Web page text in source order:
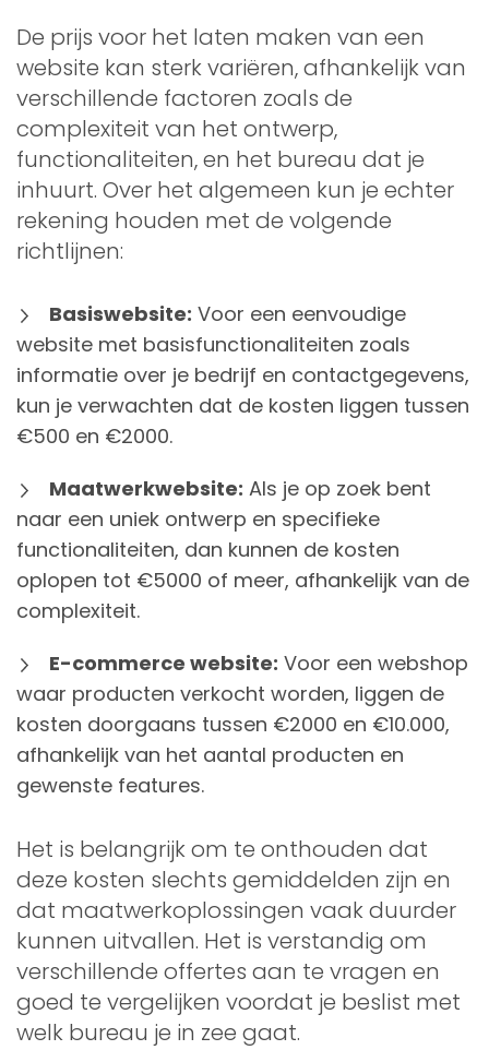
De prijs voor het laten maken van een
website kan sterk variëren, afhankelijk van
verschillende factoren zoals de
complexiteit van het ontwerp,
functionaliteiten, en het bureau dat je
inhuurt. Over het algemeen kun je echter
rekening houden met de volgende
richtlijnen:
Basiswebsite: Voor een eenvoudige
website met basisfunctionaliteiten zoals
informatie over je bedrijf en contactgegevens,
kun je verwachten dat de kosten liggen tussen
€500 en €2000.
Maatwerkwebsite: Als je op zoek bent
naar een uniek ontwerp en specifieke
functionaliteiten, dan kunnen de kosten
oplopen tot €5000 of meer, afhankelijk van de
complexiteit.
E-commerce website: Voor een webshop
waar producten verkocht worden, liggen de
kosten doorgaans tussen €2000 en €10.000,
afhankelijk van het aantal producten en
gewenste features.
Het is belangrijk om te onthouden dat
deze kosten slechts gemiddelden zijn en
dat maatwerkoplossingen vaak duurder
kunnen uitvallen. Het is verstandig om
verschillende offertes aan te vragen en
goed te vergelijken voordat je beslist met
welk bureau je in zee gaat.